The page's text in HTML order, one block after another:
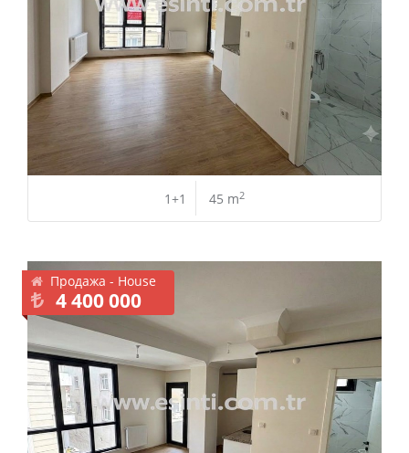
1+1 45 m2
Продажа - House
4 400 000